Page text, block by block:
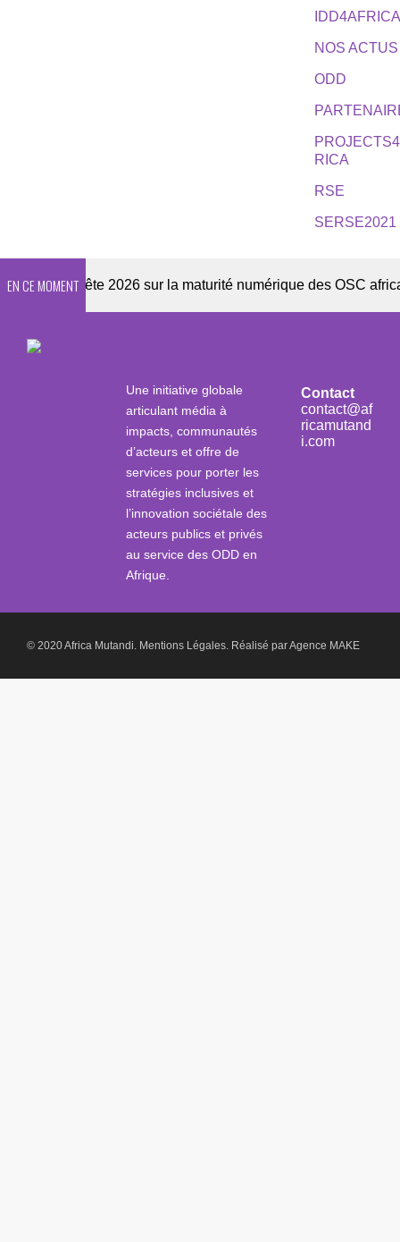
NOS ACTUS
ODD
RICA
RSE
SERSE2021
EN CE MOMENT
Enquête 2026 sur la maturité numérique des OSC africaines
Une initiative globale
articulant média à
impacts, communautés
d’acteurs et offre de
services pour porter les
stratégies inclusives et
l’innovation sociétale des
acteurs publics et privés
au service des ODD en
Afrique.
Contact
contact@af
ricamutand
i.com
© 2020 Africa Mutandi. Mentions Légales. Réalisé parAgence MAKE